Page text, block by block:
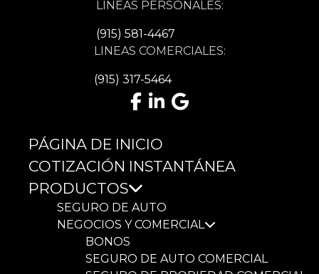
LÍNEAS PERSONALES:
(915) 581-4467
LINEAS COMERCIALES:
(915) 317-5464
Facebook
LinkedIn
Google
PÁGINA DE INICIO
COTIZACIÓN INSTANTÁNEA
PRODUCTOS
SEGURO DE AUTO
NEGOCIOS Y COMERCIAL
BONOS
SEGURO DE AUTO COMERCIAL